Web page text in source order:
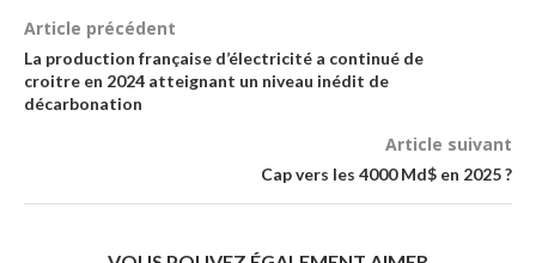
Article précédent
La production française d’électricité a continué de
croitre en 2024 atteignant un niveau inédit de
décarbonation
Article suivant
Cap vers les 4000 Md$ en 2025 ?